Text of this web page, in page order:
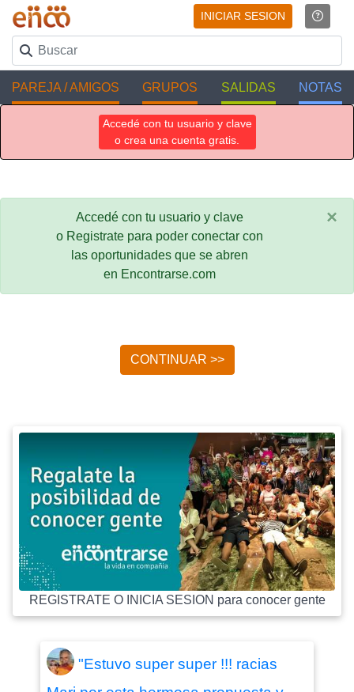
INICIAR SESION
PAREJA / AMIGOS GRUPOS SALIDAS NOTAS
Accedé con tu usuario y clave
o crea una cuenta gratis.
Accedé con tu usuario y clave
o Registrate para poder conectar con
las oportunidades que se abren
en Encontrarse.com
×
CONTINUAR >>
REGISTRATE O INICIA SESION para conocer gente
"Estuvo super super !!! racias